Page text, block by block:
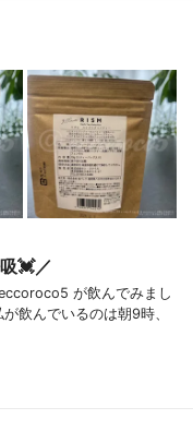
💓／
が飲んでみまし
飲んでいるのは朝9時、